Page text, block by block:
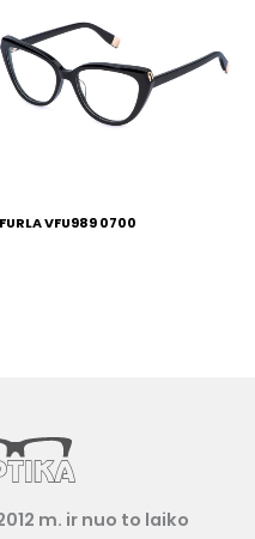
FURLA VFU989 0700
m. ir nuo to laiko